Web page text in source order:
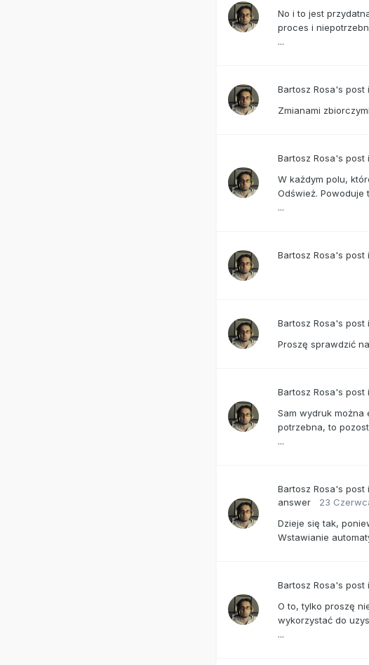
No i to jest
proces i
...
Bartosz Rosa's post
Zmianami
Bartosz Rosa's post
W każdym polu,
Odśwież.
...
Bartosz Rosa's post
Bartosz Rosa's post
Proszę sprawdzić
Bartosz Rosa's post
Sam wydruk
potrzebna, to
...
Bartosz Rosa's post
answer
23
Dzieje się tak,
Wstawianie
Bartosz Rosa's post
O to, tylko proszę
wykorzystać do
...